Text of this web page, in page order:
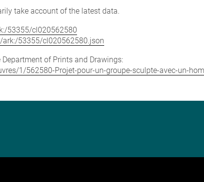
take account of the latest data.
53355/cl020562580
53355/cl020562580.json
of Prints and Drawings:
1/562580-Projet-pour-un-groupe-sculpte-avec-un-